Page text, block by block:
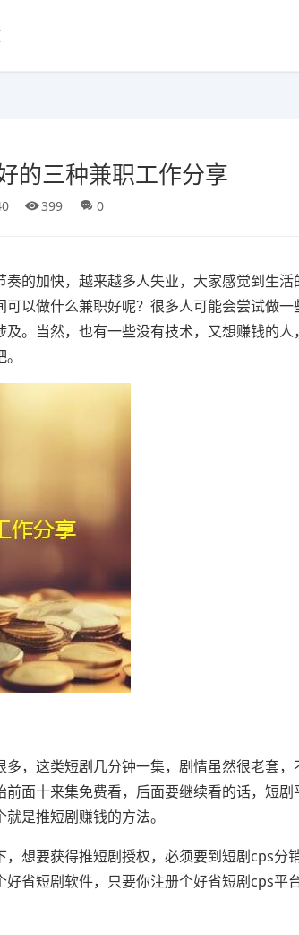
的三种兼职工作分享
399 0
的加快，越来越多人失业，大家感觉到生活
以做什么兼职好呢？很多人可能会尝试做一
。当然，也有一些没有技术，又想赚钱的人
，这类短剧几分钟一集，剧情虽然很老套，
面十来集免费看，后面要继续看的话，短剧
是推短剧赚钱的方法。
想要获得推短剧授权，必须要到短剧cps分
省短剧软件，只要你注册个好省短剧cps平